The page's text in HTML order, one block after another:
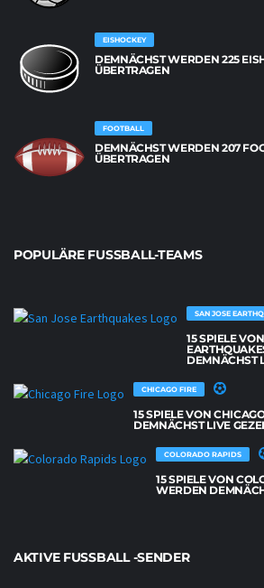
EISHOCKEY
DEMNÄCHST WERDEN 225
ÜBERTRAGEN
FOOTBALL
DEMNÄCHST WERDEN 207
ÜBERTRAGEN
POPULÄRE FUSSBALL-TEAMS
SAN JOSE
15 SPIELE
DEMNÄCHST
CHICAGO FIRE
15 SPIELE VON
DEMNÄCHST LIVE
COLORADO RAPIDS
15 SPIELE VON
WERDEN
AKTIVE FUSSBALL -SENDER